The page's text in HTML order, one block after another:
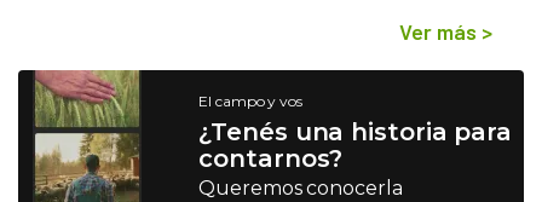
Ver más >
El campo y vos
¿Tenés una historia para
contarnos?
Queremos conocerla